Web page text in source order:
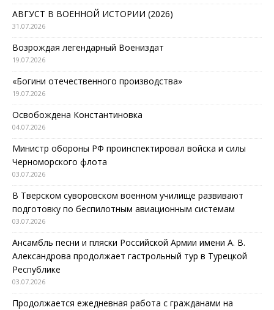
АВГУСТ В ВОЕННОЙ ИСТОРИИ (2026)
31.07.2026
Возрождая легендарный Воениздат
19.07.2026
«Богини отечественного производства»
19.07.2026
Освобождена Константиновка
04.07.2026
Министр обороны РФ проинспектировал войска и силы
Черноморского флота
03.07.2026
В Тверском суворовском военном училище развивают
подготовку по беспилотным авиационным системам
03.07.2026
Ансамбль песни и пляски Российской Армии имени А. В.
Александрова продолжает гастрольный тур в Турецкой
Республике
03.07.2026
Продолжается ежедневная работа с гражданами на